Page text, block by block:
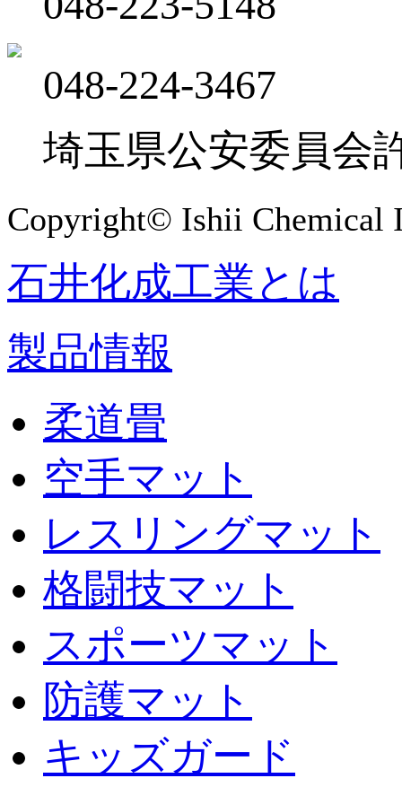
048-224-3467
埼玉県公安委員会
Copyright© Ishii Chemical
石井化成工業とは
製品情報
柔道畳
空手マット
レスリングマット
格闘技マット
スポーツマット
防護マット
キッズガード